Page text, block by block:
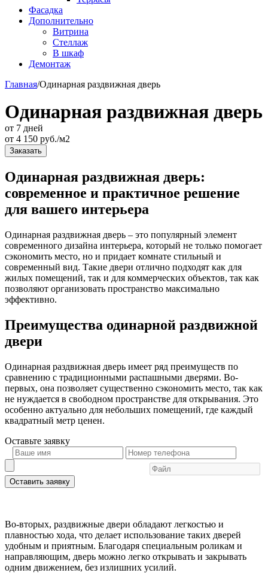
Фасадка
Дополнительно
Витрина
Стеллаж
В шкаф
Демонтаж
Главная/Одинарная раздвижная дверь
Одинарная раздвижная дверь
от 7 дней
от 4 150 руб./м2
Заказать
Одинарная раздвижная дверь:
современное и практичное решение
для вашего интерьера
Одинарная раздвижная дверь – это популярный элемент
современного дизайна интерьера, который не только помогает
сэкономить место, но и придает комнате стильный и
современный вид. Такие двери отлично подходят как для
жилых помещений, так и для коммерческих объектов, так как
позволяют организовать пространство максимально
эффективно.
Преимущества одинарной раздвижной
двери
Одинарная раздвижная дверь имеет ряд преимуществ по
сравнению с традиционными распашными дверями. Во-
первых, она позволяет существенно сэкономить место, так как
не нуждается в свободном пространстве для открывания. Это
особенно актуально для небольших помещений, где каждый
квадратный метр ценен.
Оставьте заявку
Оставить заявку
Во-вторых, раздвижные двери обладают легкостью и
плавностью хода, что делает использование таких дверей
удобным и приятным. Благодаря специальным роликам и
направляющим, дверь можно легко открывать и закрывать
одним движением, без излишних усилий.